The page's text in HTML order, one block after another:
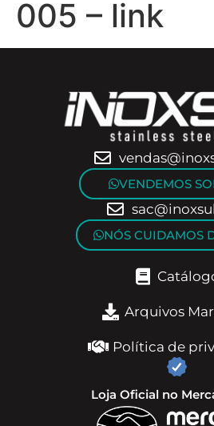
005 – link
VENDEMOS
NÓS CUIDAMOS
Arquivos
Política de
Loja Oficial no